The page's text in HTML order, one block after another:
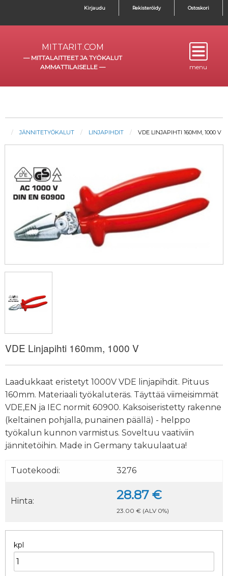
Kirjaudu Rekisteröidy Ostoskori
MITTARIT.COM
— MITTALAITTEET JA TYÖKALUT
AMMATTILAISELLE — menu
JÄNNITETYÖKALUT LINJAPIHDIT VDE LINJAPIHTI 160MM, 1000 V
VDE Linjapihti 160mm, 1000 V
Laadukkaat eristetyt 1000V VDE linjapihdit. Pituus
160mm. Materiaali työkaluteräs. Täyttää viimeisimmät
VDE,EN ja IEC normit 60900. Kaksoiseristetty rakenne
(keltainen pohjalla, punainen päällä) - helppo
työkalun kunnon varmistus. Soveltuu vaativiin
jännitetöihin. Made in Germany takuulaatua!
Tuotekoodi: 3276
Hinta: 28.87 €
23.00 € (ALV 0%)
kpl